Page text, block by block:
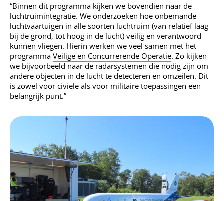
“Binnen dit programma kijken we bovendien naar de
luchtruimintegratie. We onderzoeken hoe onbemande
luchtvaartuigen in alle soorten luchtruim (van relatief laag
bij de grond, tot hoog in de lucht) veilig en verantwoord
kunnen vliegen. Hierin werken we veel samen met het
programma Veilige en Concurrerende Operatie. Zo kijken
we bijvoorbeeld naar de radarsystemen die nodig zijn om
andere objecten in de lucht te detecteren en omzeilen. Dit
is zowel voor civiele als voor militaire toepassingen een
belangrijk punt.”